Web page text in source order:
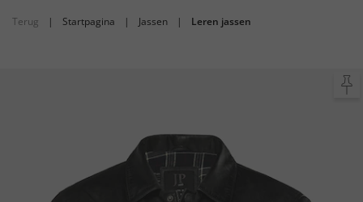
Terug | Startpagina | Jassen | Leren jassen